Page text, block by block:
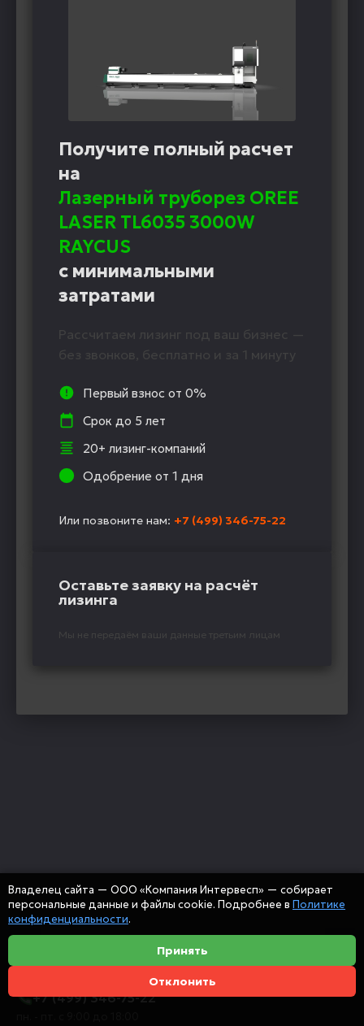
Получите полный расчет
на
Лазерный труборез OREE
LASER TL6035 3000W
RAYCUS
с минимальными
затратами
Рассчитаем лизинг под ваш бизнес —
без звонков, бесплатно и за 1 минуту
Первый взнос от 0%
Срок до 5 лет
20+ лизинг-компаний
Одобрение от 1 дня
Или позвоните нам: +7 (499) 346-75-22
Оставьте заявку на расчёт
лизинга
Мы не передаём ваши данные третьим лицам
+7 (499) 346-75-22
Владелец сайта — ООО «Компания Интервесп» — собирает
персональные данные и файлы cookie. Подробнее в Политике
конфиденциальности.
Принять
Отклонить